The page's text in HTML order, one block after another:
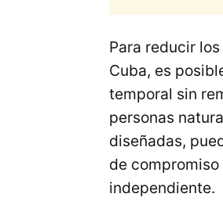
Para reducir
Cuba, es
temporal sin
personas
diseñadas,
de
independiente.